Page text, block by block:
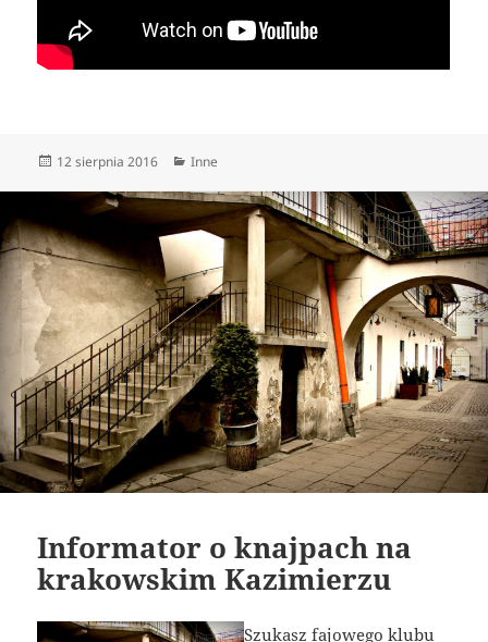
Data
12 sierpnia 2016 Kategorie
Inne
Informator o knajpach na
krakowskim Kazimierzu
Szukasz fajowego klubu